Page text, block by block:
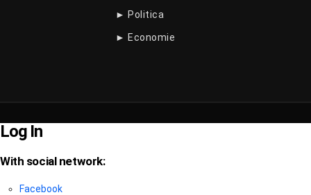
► Politica
► Economie
Log In
With social network:
Facebook